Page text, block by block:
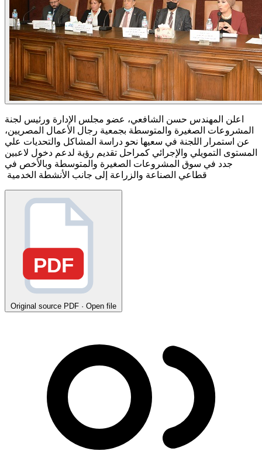
اعلن المهندس حسن الشافعي، عضو مجلس الإدارة ورئيس لجنة
المشروعات الصغيرة والمتوسطة بجمعية رجال الأعمال المصريين،
عن استمرار اللجنة في سعيها نحو دراسة المشاكل والتحديات علي
المستوى التمويلي والإجرائي كمراحل تقديم رؤية لدعم دخول لاعبين
جدد في سوق المشروعات الصغيرة والمتوسطة وبالأخص في
قطاعي الصناعة والزراعة إلى جانب الأنشطة الخدمية
PDF
Original source PDF · Open file